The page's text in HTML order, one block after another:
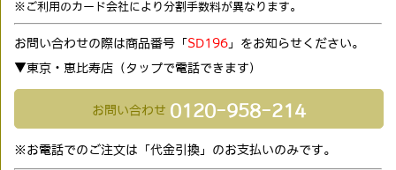
※ご利用のカード会社により分割手数料が異なります。
お問い合わせの際は商品番号「 SD196」をお知らせください。
▼東京・恵比寿店（タップで電話できます)
お問い合わせ 0120-958-214
※お電話でのご注文は「代金引換」のお支払いのみです。